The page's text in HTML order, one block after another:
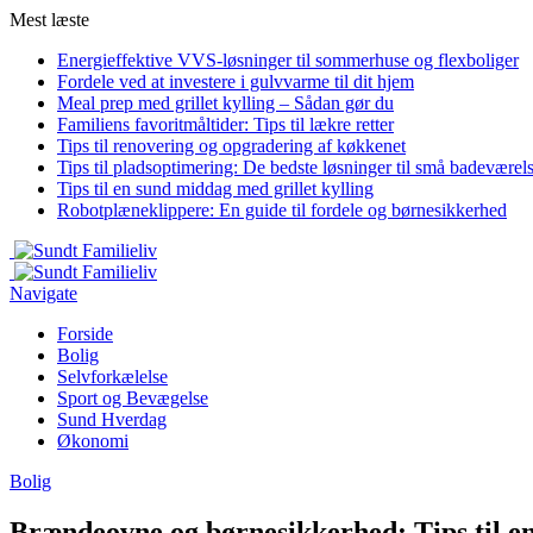
Mest læste
Energieffektive VVS-løsninger til sommerhuse og flexboliger
Fordele ved at investere i gulvvarme til dit hjem
Meal prep med grillet kylling – Sådan gør du
Familiens favoritmåltider: Tips til lækre retter
Tips til renovering og opgradering af køkkenet
Tips til pladsoptimering: De bedste løsninger til små
Tips til en sund middag med grillet kylling
Robotplæneklippere: En guide til fordele og børnesikkerhed
Navigate
Forside
Bolig
Selvforkælelse
Sport og Bevægelse
Sund Hverdag
Økonomi
Bolig